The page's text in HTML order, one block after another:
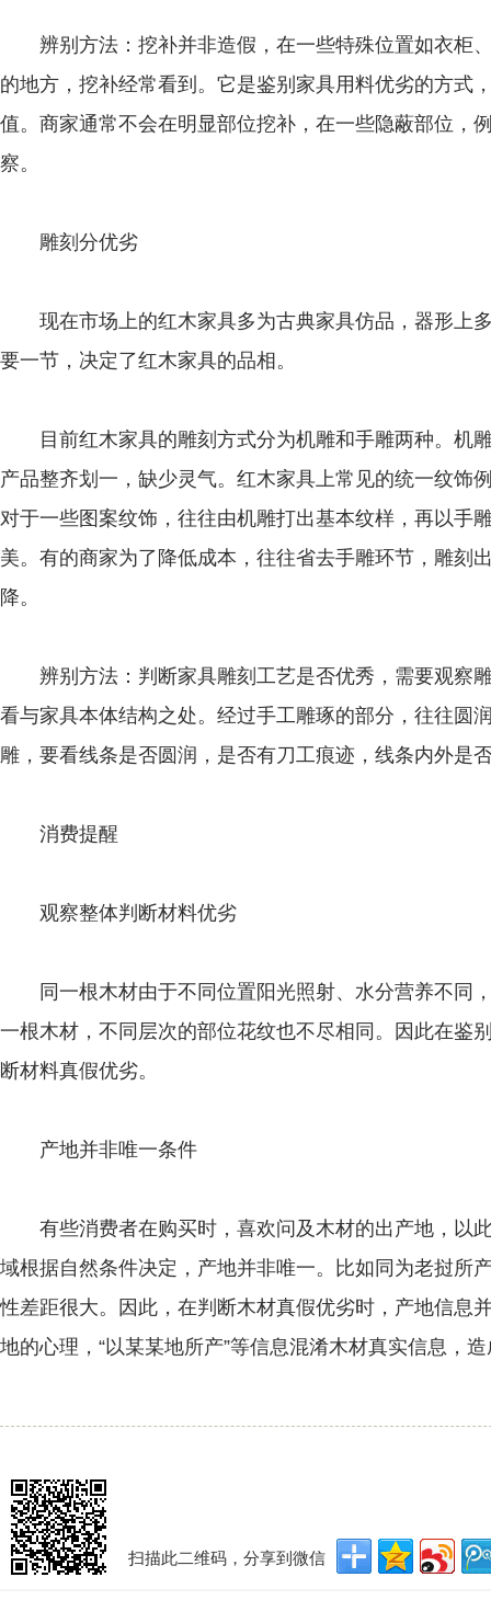
辨别方法：挖补并非造假，在一些特殊位置如衣柜
的地方，挖补经常看到。它是鉴别家具用料优劣的方式
值。商家通常不会在明显部位挖补，在一些隐蔽部位，
察。
雕刻分优劣
现在市场上的红木家具多为古典家具仿品，器形上
要一节，决定了红木家具的品相。
目前红木家具的雕刻方式分为机雕和手雕两种。机
产品整齐划一，缺少灵气。红木家具上常见的统一纹饰
对于一些图案纹饰，往往由机雕打出基本纹样，再以手
美。有的商家为了降低成本，往往省去手雕环节，雕刻
降。
辨别方法：判断家具雕刻工艺是否优秀，需要观察
看与家具本体结构之处。经过手工雕琢的部分，往往圆
雕，要看线条是否圆润，是否有刀工痕迹，线条内外是
消费提醒
观察整体判断材料优劣
同一根木材由于不同位置阳光照射、水分营养不同
一根木材，不同层次的部位花纹也不尽相同。因此在鉴
断材料真假优劣。
产地并非唯一条件
有些消费者在购买时，喜欢问及木材的出产地，以
域根据自然条件决定，产地并非唯一。比如同为老挝所
性差距很大。因此，在判断木材真假优劣时，产地信息
地的心理，“以某某地所产”等信息混淆木材真实信息，
扫描此二维码，分享到微信